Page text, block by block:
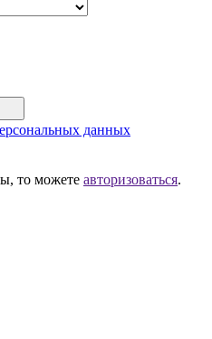
данных
то можете авторизоваться.